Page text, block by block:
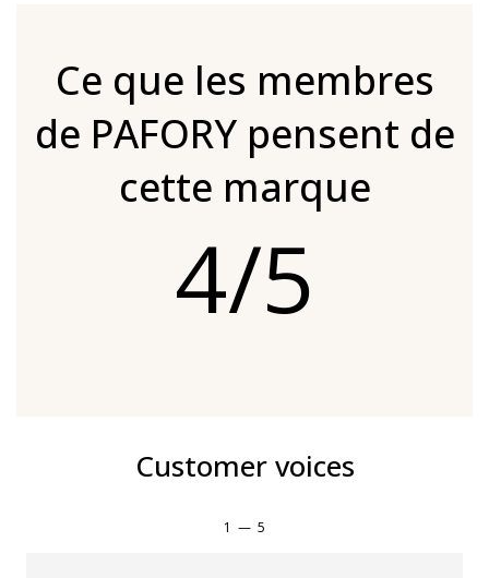
Ce que les membres
de PAFORY pensent de
cette marque
4/5
Customer voices
1 — 5